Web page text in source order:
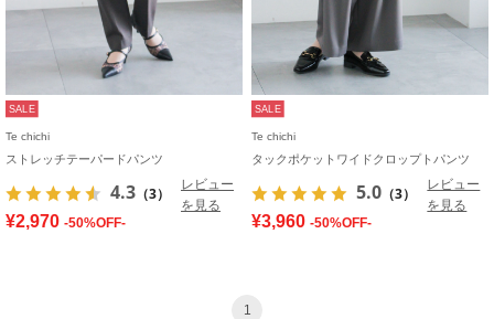
SALE
Te chichi
ストレッチテーパードパンツ
4.3 （3）
レビュー
を見る
¥2,970 -50%OFF-
SALE
Te chichi
タックポケットワイドクロップトパンツ
5.0 （3）
レビュー
を見る
¥3,960 -50%OFF-
1